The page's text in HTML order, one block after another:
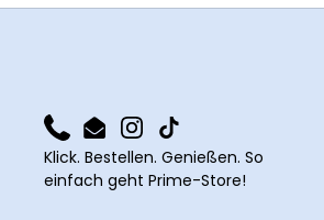
PhoneEmailInstagram
TikTok
Klick. Bestellen. Genießen. So
einfach geht Prime-Store!